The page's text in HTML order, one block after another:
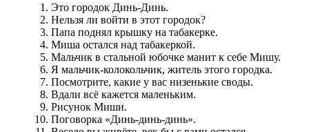
Это городок Динь-Динь.
Нельзя ли войти в этот городок?
Папа поднял крышку на табакерке.
Миша остался над табакеркой.
Мальчик в стальной юбочке манит к себе Мишу.
Я мальчик-колокольчик, житель этого городка.
Посмотрите, какие у вас низенькие своды.
Вдали всё кажется маленьким.
Рисунок Миши.
Поговорка «Динь-динь-динь».